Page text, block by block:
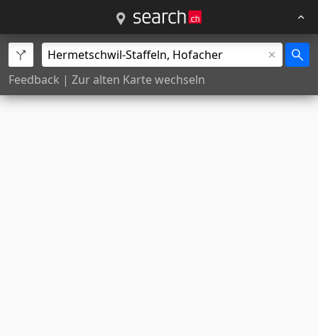
Feedback | Zur alten Karte wechseln